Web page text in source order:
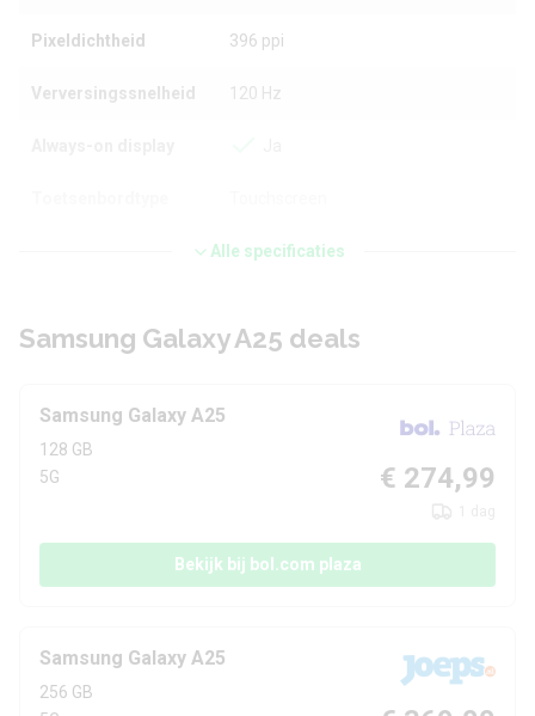
Pixeldichtheid 396 ppi
Verversingssnelheid 120 Hz
Chipset Samsung Exynos 1280
CPU-kernen
Grafische chip ARM Mali-G68 MC4
Interne opslag
Uitbreidbaar geheugen
Alle specificaties
Samsung Galaxy A25 deals
Samsung Galaxy A25
128 GB
5G
€ 274,99
Bekijk bij bol.com plaza
Samsung Galaxy A25
256 GB